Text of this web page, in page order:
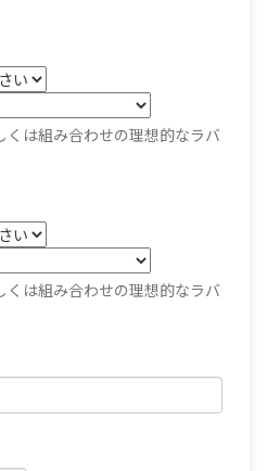
くは組み合わせの理想的なラバ
くは組み合わせの理想的なラバ